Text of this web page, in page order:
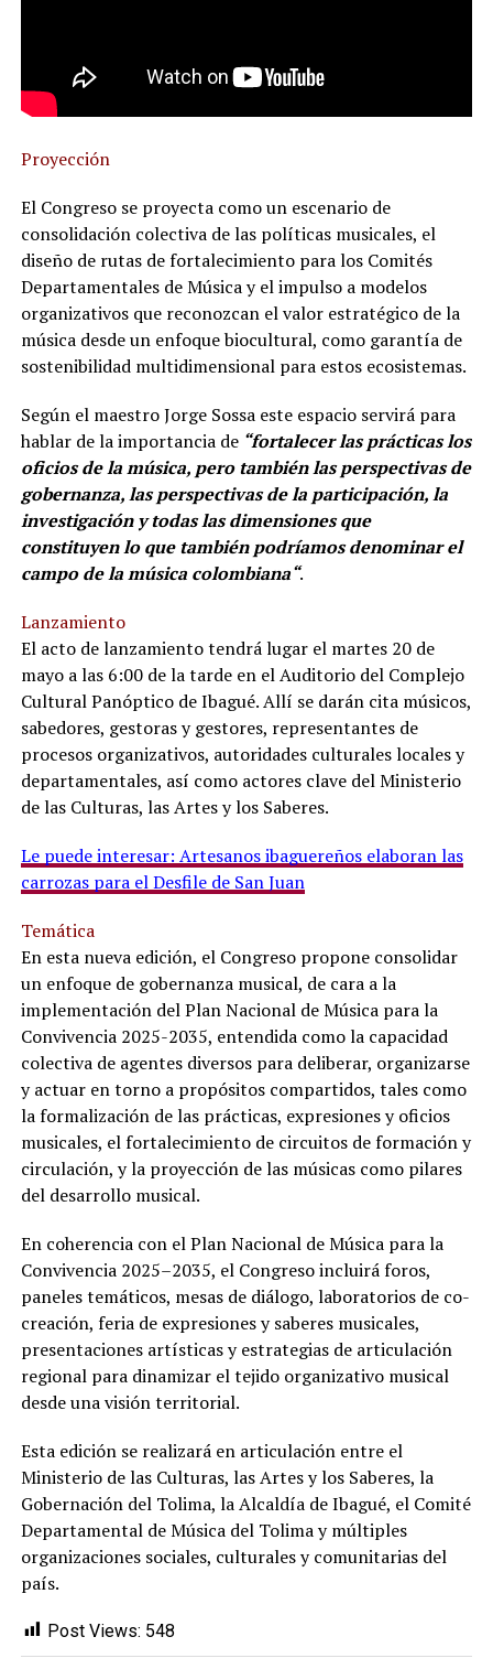
Proyección
El Congreso se proyecta como un escenario de
consolidación colectiva de las políticas musicales, el
diseño de rutas de fortalecimiento para los Comités
Departamentales de Música y el impulso a modelos
organizativos que reconozcan el valor estratégico de la
música desde un enfoque biocultural, como garantía de
sostenibilidad multidimensional para estos ecosistemas.
Según el maestro Jorge Sossa este espacio servirá para
hablar de la importancia de“fortalecer las prácticas los
oficios de la música, pero también las perspectivas de
gobernanza, las perspectivas de la participación, la
investigación y todas las dimensiones que
constituyen lo que también podríamos denominar el
campo de la música colombiana“.
Lanzamiento
El acto de lanzamiento tendrá lugar el martes 20 de
mayo a las 6:00 de la tarde en el Auditorio del Complejo
Cultural Panóptico de Ibagué. Allí se darán cita músicos,
sabedores, gestoras y gestores, representantes de
procesos organizativos, autoridades culturales locales y
departamentales, así como actores clave del Ministerio
de las Culturas, las Artes y los Saberes.
Le puede interesar: Artesanos ibaguereños elaboran las
carrozas para el Desfile de San Juan
Temática
En esta nueva edición, el Congreso propone consolidar
un enfoque de gobernanza musical, de cara a la
implementación del Plan Nacional de Música para la
Convivencia 2025-2035, entendida como la capacidad
colectiva de agentes diversos para deliberar, organizarse
y actuar en torno a propósitos compartidos, tales como
la formalización de las prácticas, expresiones y oficios
musicales, el fortalecimiento de circuitos de formación y
circulación, y la proyección de las músicas como pilares
del desarrollo musical.
En coherencia con el Plan Nacional de Música para la
Convivencia 2025–2035, el Congreso incluirá foros,
paneles temáticos, mesas de diálogo, laboratorios de co-
creación, feria de expresiones y saberes musicales,
presentaciones artísticas y estrategias de articulación
regional para dinamizar el tejido organizativo musical
desde una visión territorial.
Esta edición se realizará en articulación entre el
Ministerio de las Culturas, las Artes y los Saberes, la
Gobernación del Tolima, la Alcaldía de Ibagué, el Comité
Departamental de Música del Tolima y múltiples
organizaciones sociales, culturales y comunitarias del
país.
Post Views: 548